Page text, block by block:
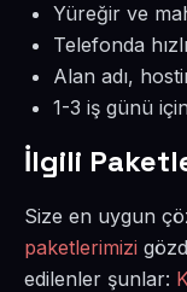
Yüreğir ve
Telefonda
Alan adı,
1-3 iş günü
İlgili
Size en uygun
paketlerimizi
edilenler şunlar: